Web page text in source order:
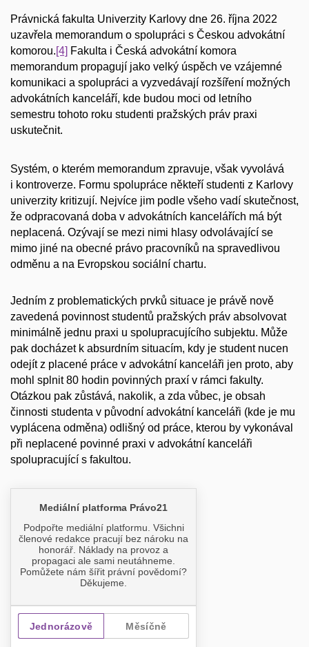
Právnická fakulta Univerzity Karlovy dne 26. října 2022
uzavřela memorandum o spolupráci s Českou advokátní
komorou.[4] Fakulta i Česká advokátní komora
memorandum propagují jako velký úspěch ve vzájemné
komunikaci a spolupráci a vyzvedávají rozšíření možných
advokátních kanceláří, kde budou moci od letního
semestru tohoto roku studenti pražských práv praxi
uskutečnit.
Systém, o kterém memorandum zpravuje, však vyvolává
i kontroverze. Formu spolupráce někteří studenti z Karlovy
univerzity kritizují. Nejvíce jim podle všeho vadí skutečnost,
že odpracovaná doba v advokátních kancelářích má být
neplacená. Ozývají se mezi nimi hlasy odvolávající se
mimo jiné na obecné právo pracovníků na spravedlivou
odměnu a na Evropskou sociální chartu.
Jedním z problematických prvků situace je právě nově
zavedená povinnost studentů pražských práv absolvovat
minimálně jednu praxi u spolupracujícího subjektu. Může
pak docházet k absurdním situacím, kdy je student nucen
odejít z placené práce v advokátní kanceláři jen proto, aby
mohl splnit 80 hodin povinných praxí v rámci fakulty.
Otázkou pak zůstává, nakolik, a zda vůbec, je obsah
činnosti studenta v původní advokátní kanceláři (kde je mu
vyplácena odměna) odlišný od práce, kterou by vykonával
při neplacené povinné praxi v advokátní kanceláři
spolupracující s fakultou.